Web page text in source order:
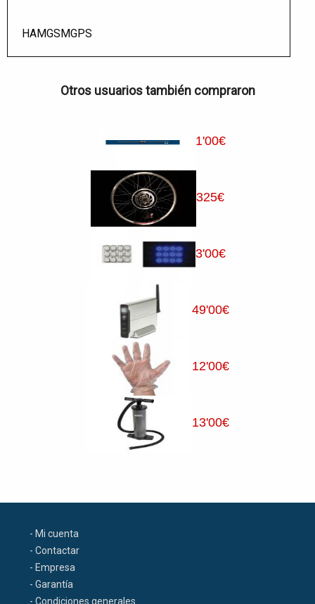
HAMGSMGPS
Otros usuarios también compraron
1'00€
325€
3'00€
49'00€
12'00€
13'00€
- Mi cuenta
- Contactar
- Empresa
- Garantía
- Condiciones generales